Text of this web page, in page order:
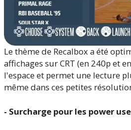
Le thème de Recalbox a été
affichages sur CRT (en 240p et
l'espace et permet une lecture
même dans ces petites
- Surcharge pour les power